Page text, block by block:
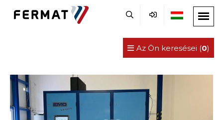
Az Ön keresései (0)